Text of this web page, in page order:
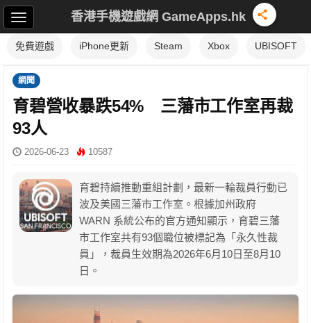
香港手機遊戲網 GameApps.hk
免費遊戲 iPhone更新 Steam Xbox UBISOFT
網聞
育碧營收暴跌54% 三藩市工作室再裁
93人
2026-06-23 10587
育碧持續推動重組計劃，最新一輪裁員行動已
波及美國三藩市工作室。根據加州政府
WARN 系統公布的官方通知顯示，育碧三藩
市工作室共有93個職位被標記為「永久性裁
員」，裁員生效期為2026年6月10日至8月10
日。